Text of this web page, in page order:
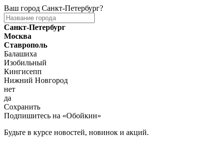
Ваш город Санкт-Петербург?
Санкт-Петербург
Москва
Ставрополь
Балашиха
Изобильный
Кингисепп
Нижний Новгород
нет
да
Сохранить
Подпишитесь на «Обойкин»
Будьте в курсе новостей, новинок и акций.